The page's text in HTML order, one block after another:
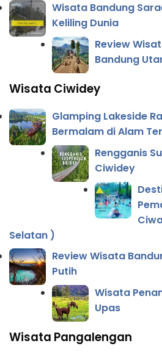
Wisata Bandung
Keliling Dunia
Review
Bandung
Wisata Ciwidey
Glamping Lakeside
Bermalam di Alam
Rengganis
Ciwidey
Selatan )
Review Wisata
Putih
Wisata
Upas
Wisata Pangalengan